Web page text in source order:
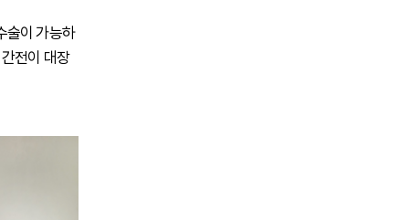
술이 가능하
전이 대장